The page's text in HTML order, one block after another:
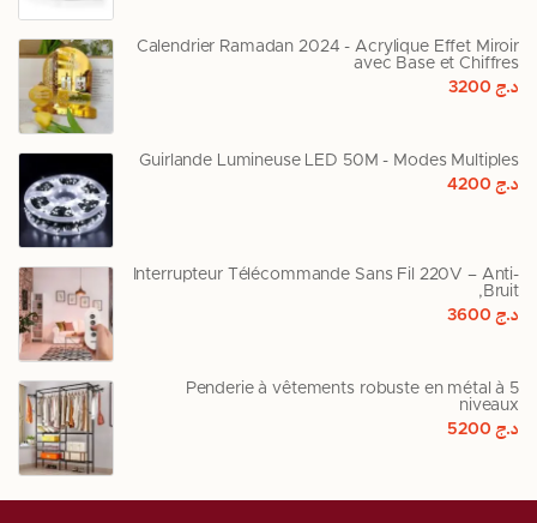
Calendrier Ramadan 2024 - Acrylique Effet Miroir
avec Base et Chiffres
د.ج
Guirlande Lumineuse LED 50M - Modes Multiples
د.ج
Interrupteur Télécommande Sans Fil 220V – Anti-
Bruit,
د.ج
Penderie à vêtements robuste en métal à 5
niveaux
د.ج